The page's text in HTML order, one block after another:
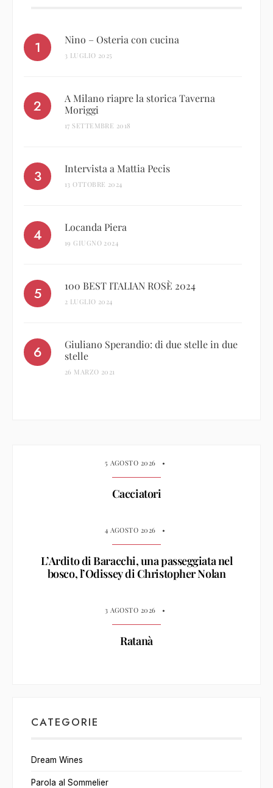
Nino – Osteria con cucina
3 LUGLIO 2025
A Milano riapre la storica Taverna
Moriggi
17 SETTEMBRE 2018
Intervista a Mattia Pecis
13 OTTOBRE 2024
Locanda Piera
19 GIUGNO 2024
100 BEST ITALIAN ROSÈ 2024
2 LUGLIO 2024
Giuliano Sperandio: di due stelle in due
stelle
26 MARZO 2021
5 AGOSTO 2026 •
Cacciatori
4 AGOSTO 2026 •
L’Ardito di Baracchi, una passeggiata nel
bosco, l’Odissey di Christopher Nolan
3 AGOSTO 2026 •
Ratanà
CATEGORIE
Dream Wines
Parola al Sommelier